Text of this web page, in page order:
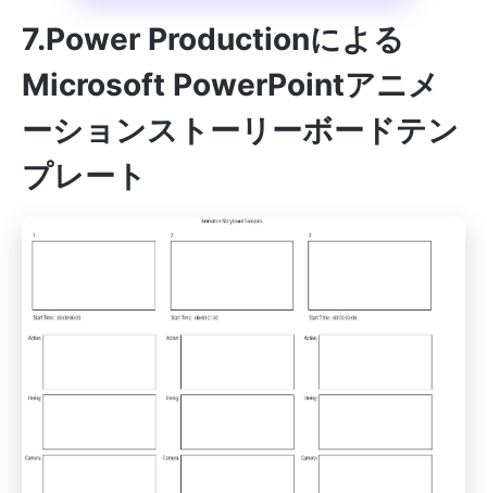
7.Power Productionによる
Microsoft PowerPointアニメ
ーションストーリーボードテン
プレート